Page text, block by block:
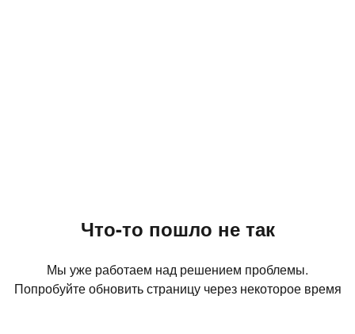
Что-то пошло не так
Мы уже работаем над решением проблемы.
Попробуйте обновить страницу через некоторое время